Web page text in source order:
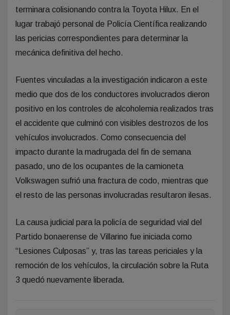
terminara colisionando contra la Toyota Hilux. En el
lugar trabajó personal de Policía Científica realizando
las pericias correspondientes para determinar la
mecánica definitiva del hecho.
Fuentes vinculadas a la investigación indicaron a este
medio que dos de los conductores involucrados dieron
positivo en los controles de alcoholemia realizados tras
el accidente que culminó con visibles destrozos de los
vehículos involucrados. Como consecuencia del
impacto durante la madrugada del fin de semana
pasado, uno de los ocupantes de la camioneta
Volkswagen sufrió una fractura de codo, mientras que
el resto de las personas involucradas resultaron ilesas.
La causa judicial para la policía de seguridad vial del
Partido bonaerense de Villarino fue iniciada como
“Lesiones Culposas” y, tras las tareas periciales y la
remoción de los vehículos, la circulación sobre la Ruta
3 quedó nuevamente liberada.